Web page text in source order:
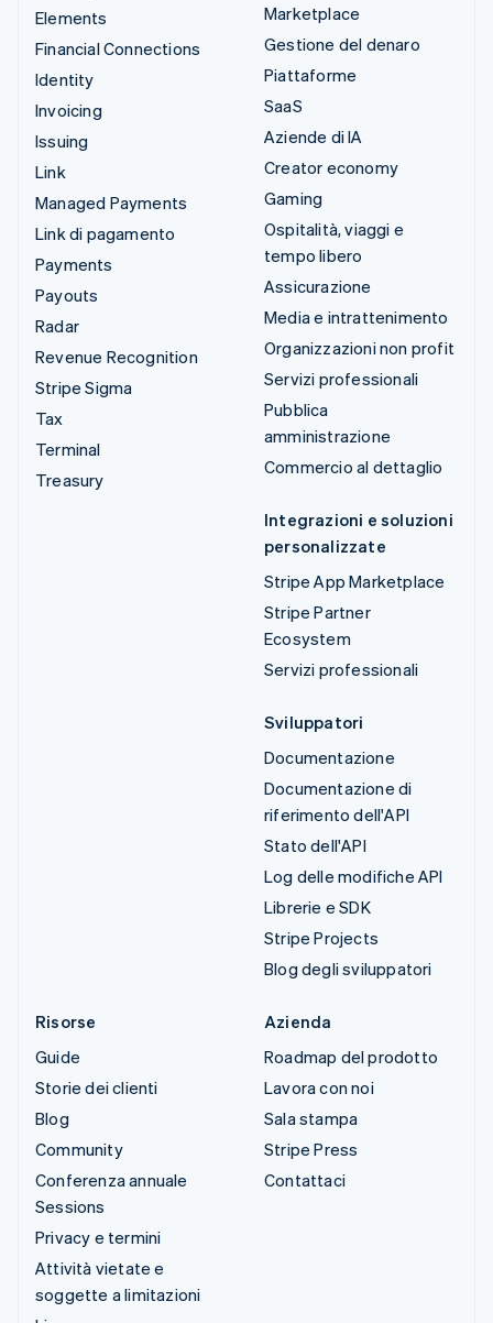
Elements
Financial Connections
Identity
Invoicing
Issuing
Link
Managed Payments
Link di pagamento
Payments
Payouts
Radar
Revenue Recognition
Stripe Sigma
Tax
Terminal
Treasury
Marketplace
Gestione del denaro
Piattaforme
SaaS
Aziende di IA
Creator economy
Gaming
Ospitalità, viaggi e
tempo libero
Assicurazione
Media e intrattenimento
Organizzazioni non profit
Servizi professionali
Pubblica
amministrazione
Commercio al dettaglio
Integrazioni e soluzioni
personalizzate
Stripe App Marketplace
Stripe Partner
Ecosystem
Servizi professionali
Sviluppatori
Documentazione
Documentazione di
riferimento dell'API
Stato dell'API
Log delle modifiche API
Librerie e SDK
Stripe Projects
Blog degli sviluppatori
Risorse
Guide
Storie dei clienti
Blog
Community
Conferenza annuale
Sessions
Privacy e termini
Attività vietate e
soggette a limitazioni
Azienda
Roadmap del prodotto
Lavora con noi
Sala stampa
Stripe Press
Contattaci